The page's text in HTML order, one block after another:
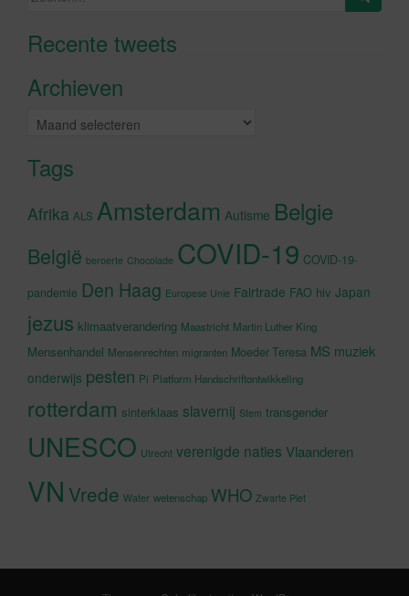
Recente tweetsKlik om marketing cookies te
Archieven
Archieven
Tags
Afrika ALS Amsterdam Autisme Belgie
België beroerte Chocolade COVID-19 COVID-19-
pandemie Den Haag Europese Unie Fairtrade FAO hiv Japan
jezus klimaatverandering Maastricht Martin Luther King
Mensenhandel Mensenrechten migranten Moeder Teresa MS muziek
onderwijs pesten Pi Platform Handschriftontwikkeling
rotterdam sinterklaas slavernij Stem transgender
UNESCO Utrecht verenigde naties Vlaanderen
VN Vrede Water wetenschap WHO Zwarte Piet